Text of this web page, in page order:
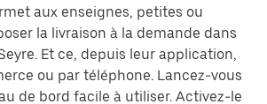
aux enseignes, petites ou
la livraison à la demande dans
Et ce, depuis leur application,
ou par téléphone. Lancez-vous
de bord facile à utiliser. Activez-le